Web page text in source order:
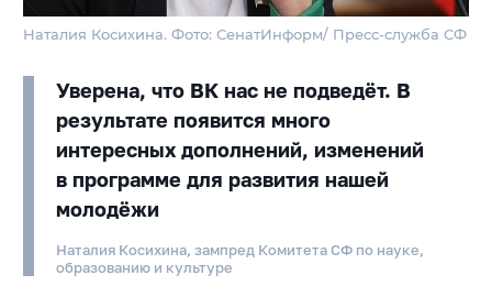
Наталия Косихина. Фото: СенатИнформ/ Пресс-служба СФ
Уверена, что ВК нас не подведёт. В
результате появится много
интересных дополнений, изменений
в программе для развития нашей
молодёжи
Наталия Косихина, зампред Комитета СФ по науке,
образованию и культуре